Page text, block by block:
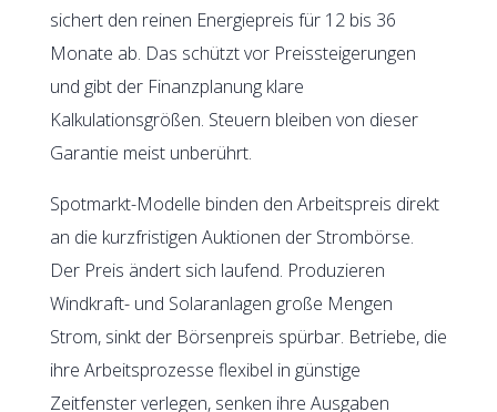
sichert den reinen Energiepreis für 12 bis 36
Monate ab. Das schützt vor Preissteigerungen
und gibt der Finanzplanung klare
Kalkulationsgrößen. Steuern bleiben von dieser
Garantie meist unberührt.
Spotmarkt-Modelle binden den Arbeitspreis direkt
an die kurzfristigen Auktionen der Strombörse.
Der Preis ändert sich laufend. Produzieren
Windkraft- und Solaranlagen große Mengen
Strom, sinkt der Börsenpreis spürbar. Betriebe, die
ihre Arbeitsprozesse flexibel in günstige
Zeitfenster verlegen, senken ihre Ausgaben